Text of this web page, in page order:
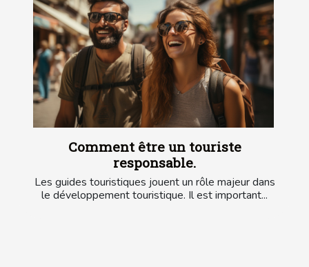
Comment être un touriste
responsable.
Les guides touristiques jouent un rôle majeur dans
le développement touristique. Il est important...